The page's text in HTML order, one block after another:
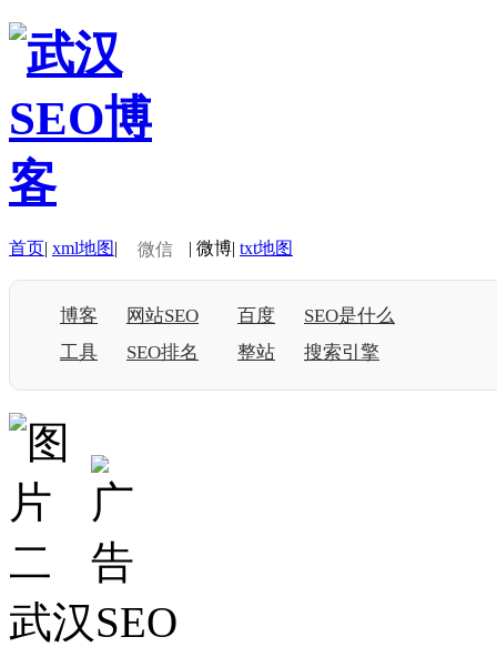
首页| xml地图| 微信 | 微博| txt地图
博客 网站SEO 百度
SEO是什么
工具
SEO排名 整站 搜索引擎
武汉SEO